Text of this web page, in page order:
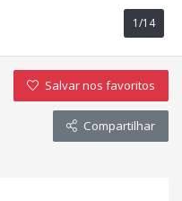
1/14
Salvar nos favoritos
Compartilhar